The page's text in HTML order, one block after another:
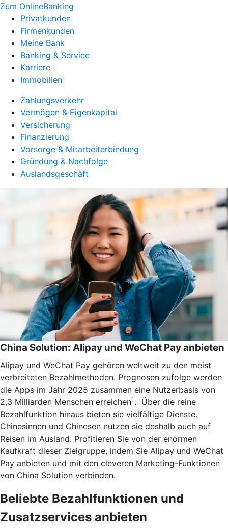
Zum OnlineBanking
Privatkunden
Firmenkunden
Meine Bank
Banking & Service
Karriere
Immobilien
Zahlungsverkehr
Vermögen & Eigenkapital
Versicherung
Finanzierung
Vorsorge & Mitarbeiterbindung
Gründung & Nachfolge
Auslandsgeschäft
China Solution: Alipay und WeChat Pay anbieten
Alipay und WeChat Pay gehören weltweit zu den meist
verbreiteten Bezahlmethoden. Prognosen zufolge werden
die Apps im Jahr 2025 zusammen eine Nutzerbasis von
2,3 Milliarden Menschen erreichen1 . Über die reine
Bezahlfunktion hinaus bieten sie vielfältige Dienste.
Chinesinnen und Chinesen nutzen sie deshalb auch auf
Reisen im Ausland. Profitieren Sie von der enormen
Kaufkraft dieser Zielgruppe, indem Sie Alipay und WeChat
Pay anbieten und mit den cleveren Marketing-Funktionen
von China Solution verbinden.
Beliebte Bezahlfunktionen und
Zusatzservices anbieten